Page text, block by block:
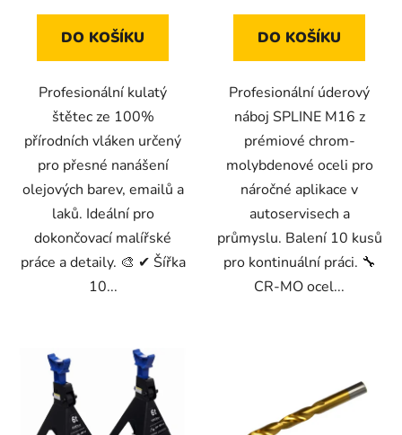
DO KOŠÍKU
Profesionální kulatý
štětec ze 100%
přírodních vláken určený
pro přesné nanášení
olejových barev, emailů a
laků. Ideální pro
dokončovací malířské
práce a detaily. 🎨 ✔ Šířka
10...
DO KOŠÍKU
Profesionální úderový
náboj SPLINE M16 z
prémiové chrom-
molybdenové oceli pro
náročné aplikace v
autoservisech a
průmyslu. Balení 10 kusů
pro kontinuální práci. 🔧
CR-MO ocel...